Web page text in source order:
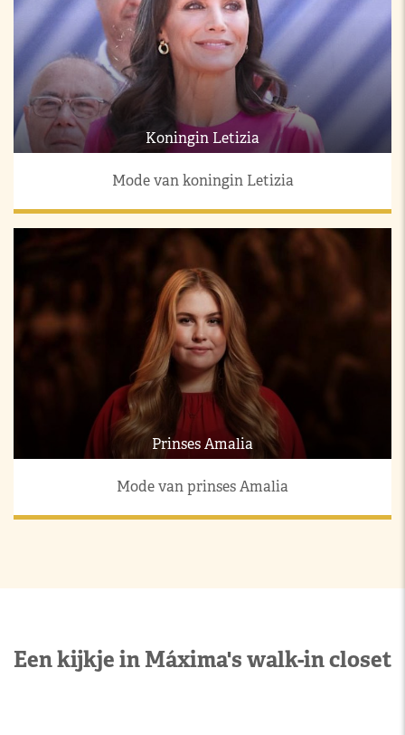
Koningin Letizia
Mode van koningin Letizia
Prinses Amalia
Mode van prinses Amalia
Een kijkje in Máxima's walk-in closet